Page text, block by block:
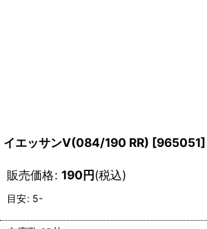
イエッサンV(084/190 RR) [965051]
販売価格: 190円(税込)
目安: 5-